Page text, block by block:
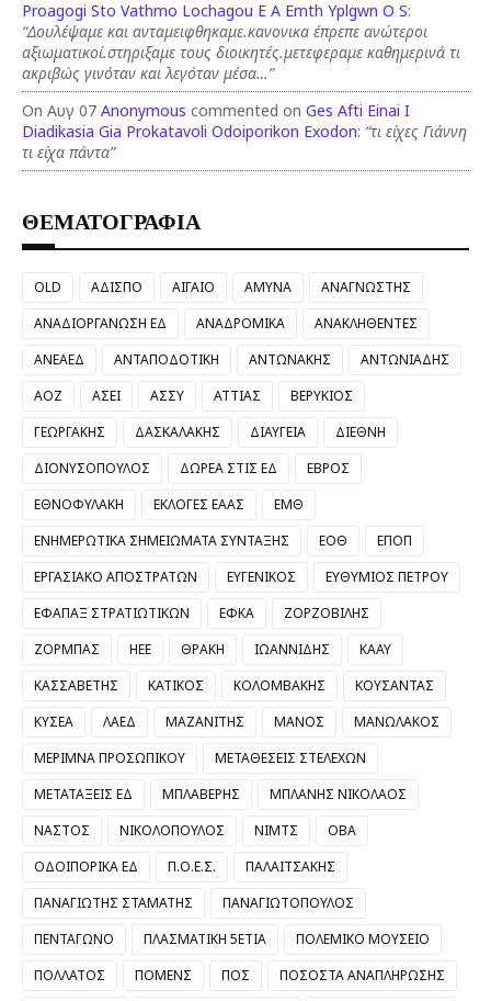
Proagogi Sto Vathmo Lochagou E A Emth Yplgwn O S:
“Δουλέψαμε και ανταμειφθηκαμε.κανονικα έπρεπε ανώτεροι
αξιωματικοί.στηριξαμε τους διοικητές.μετεφεραμε καθημερινά τι
ακριβώς γινόταν και λεγόταν μέσα…”
On Αυγ 07 Anonymous commented on Ges Afti Einai I
Diadikasia Gia Prokatavoli Odoiporikon Exodon: “τι είχες Γιάννη
τι είχα πάντα”
ΘΕΜΑΤΟΓΡΑΦΙΑ
OLD ΑΔΙΣΠΟ ΑΙΓΑΙΟ ΑΜΥΝΑ
ΑΝΑΓΝΩΣΤΗΣ
ΑΝΑΔΙΟΡΓΑΝΩΣΗ ΕΔ
ΑΝΑΔΡΟΜΙΚΑ
ΑΝΑΚΛΗΘΕΝΤΕΣ
ΑΝΕΑΕΔ
ΑΝΤΑΠΟΔΟΤΙΚΗ ΑΝΤΩΝΑΚΗΣ
ΑΝΤΩΝΙΑΔΗΣ
ΑΟΖ
ΑΣΕΙ ΑΣΣΥ ΑΤΤΙΑΣ
ΒΕΡΥΚΙΟΣ
ΓΕΩΡΓΑΚΗΣ
ΔΑΣΚΑΛΑΚΗΣ ΔΙΑΥΓΕΙΑ
ΔΙΕΘΝΗ
ΔΙΟΝΥΣΟΠΟΥΛΟΣ
ΔΩΡΕΑ ΣΤΙΣ ΕΔ
ΕΒΡΟΣ
ΕΘΝΟΦΥΛΑΚΗ
ΕΚΛΟΓΕΣ ΕΑΑΣ
ΕΜΘ
ΕΝΗΜΕΡΩΤΙΚΑ ΣΗΜΕΙΩΜΑΤΑ ΣΥΝΤΑΞΗΣ
ΕΟΘ
ΕΠΟΠ
ΕΡΓΑΣΙΑΚΟ ΑΠΟΣΤΡΑΤΩΝ
ΕΥΓΕΝΙΚΟΣ
ΕΥΘΥΜΙΟΣ ΠΕΤΡΟΥ
ΕΦΑΠΑΞ ΣΤΡΑΤΙΩΤΙΚΩΝ
ΕΦΚΑ
ΖΟΡΖΟΒΙΛΗΣ
ΖΟΡΜΠΑΣ
ΗΕΕ ΘΡΑΚΗ ΙΩΑΝΝΙΔΗΣ
ΚΑΑΥ
ΚΑΣΣΑΒΕΤΗΣ
ΚΑΤΙΚΟΣ ΚΟΛΟΜΒΑΚΗΣ
ΚΟΥΣΑΝΤΑΣ
ΚΥΣΕΑ
ΛΑΕΔ ΜΑΖΑΝΙΤΗΣ ΜΑΝΟΣ
ΜΑΝΩΛΑΚΟΣ
ΜΕΡΙΜΝΑ ΠΡΟΣΩΠΙΚΟΥ
ΜΕΤΑΘΕΣΕΙΣ ΣΤΕΛΕΧΩΝ
ΜΕΤΑΤΑΞΕΙΣ ΕΔ
ΜΠΛΑΒΕΡΗΣ
ΜΠΛΑΝΗΣ ΝΙΚΟΛΑΟΣ
ΝΑΣΤΟΣ
ΝΙΚΟΛΟΠΟΥΛΟΣ ΝΙΜΤΣ
ΟΒΑ
ΟΔΟΙΠΟΡΙΚΑ ΕΔ
Π.Ο.Ε.Σ.
ΠΑΛΑΙΤΣΑΚΗΣ
ΠΑΝΑΓΙΩΤΗΣ ΣΤΑΜΑΤΗΣ
ΠΑΝΑΓΙΩΤΟΠΟΥΛΟΣ
ΠΕΝΤΑΓΩΝΟ
ΠΛΑΣΜΑΤΙΚΗ 5ΕΤΙΑ
ΠΟΛΕΜΙΚΟ ΜΟΥΣΕΙΟ
ΠΟΛΛΑΤΟΣ
ΠΟΜΕΝΣ ΠΟΣ ΠΟΣΟΣΤΑ ΑΝΑΠΛΗΡΩΣΗΣ